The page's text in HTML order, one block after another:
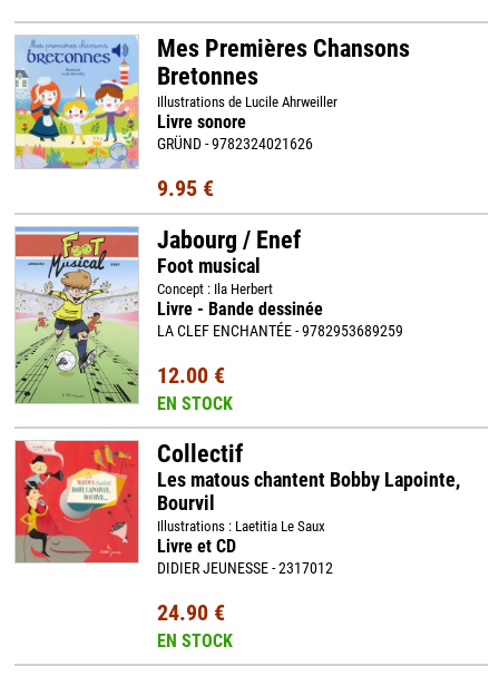
Mes Premières Chansons
Bretonnes
Illustrations de Lucile Ahrweiller
Livre sonore
GRÜND - 9782324021626
9.95 €
Jabourg / Enef
Foot musical
Concept : Ila Herbert
Livre - Bande dessinée
LA CLEF ENCHANTÉE - 9782953689259
12.00 €
EN STOCK
Collectif
Les matous chantent Bobby Lapointe,
Bourvil
Illustrations : Laetitia Le Saux
Livre et CD
DIDIER JEUNESSE - 2317012
24.90 €
EN STOCK